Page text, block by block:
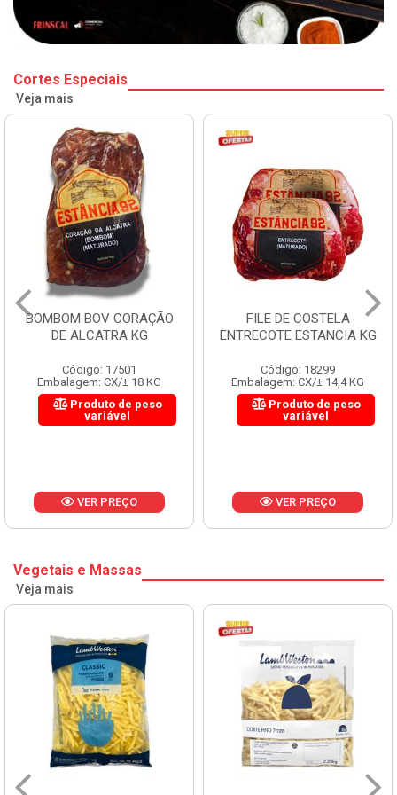
Cortes Especiais
Veja mais
BOMBOM BOV CORAÇÃO
DE ALCATRA KG
Código: 17501
Embalagem: CX/± 18 KG
Produto de peso
variável
VER PREÇO
FILE DE COSTELA
ENTRECOTE ESTANCIA KG
Código: 18299
Embalagem: CX/± 14,4 KG
Produto de peso
variável
VER PREÇO
Vegetais e Massas
Veja mais